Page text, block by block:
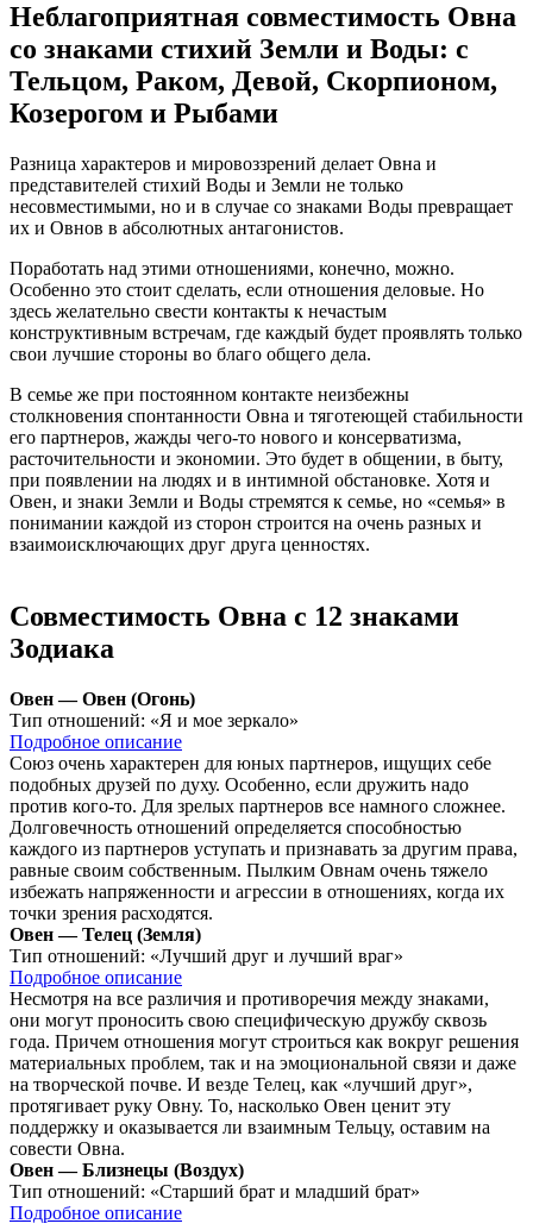
Неблагоприятная совместимость Овна
со знаками стихий Земли и Воды: с
Тельцом, Раком, Девой, Скорпионом,
Козерогом и Рыбами
Разница характеров и мировоззрений делает Овна и
представителей стихий Воды и Земли не только
несовместимыми, но и в случае со знаками Воды превращает
их и Овнов в абсолютных антагонистов.
Поработать над этими отношениями, конечно, можно.
Особенно это стоит сделать, если отношения деловые. Но
здесь желательно свести контакты к нечастым
конструктивным встречам, где каждый будет проявлять только
свои лучшие стороны во благо общего дела.
В семье же при постоянном контакте неизбежны
столкновения спонтанности Овна и тяготеющей стабильности
его партнеров, жажды чего-то нового и консерватизма,
расточительности и экономии. Это будет в общении, в быту,
при появлении на людях и в интимной обстановке. Хотя и
Овен, и знаки Земли и Воды стремятся к семье, но «семья» в
понимании каждой из сторон строится на очень разных и
взаимоисключающих друг друга ценностях.
Совместимость Овна с 12 знаками
Зодиака
Овен — Овен (Огонь)
Тип отношений: «Я и мое зеркало»
Подробное описание
Союз очень характерен для юных партнеров, ищущих себе
подобных друзей по духу. Особенно, если дружить надо
против кого-то. Для зрелых партнеров все намного сложнее.
Долговечность отношений определяется способностью
каждого из партнеров уступать и признавать за другим права,
равные своим собственным. Пылким Овнам очень тяжело
избежать напряженности и агрессии в отношениях, когда их
точки зрения расходятся.
Овен — Телец (Земля)
Тип отношений: «Лучший друг и лучший враг»
Подробное описание
Несмотря на все различия и противоречия между знаками,
они могут проносить свою специфическую дружбу сквозь
года. Причем отношения могут строиться как вокруг решения
материальных проблем, так и на эмоциональной связи и даже
на творческой почве. И везде Телец, как «лучший друг»,
протягивает руку Овну. То, насколько Овен ценит эту
поддержку и оказывается ли взаимным Тельцу, оставим на
совести Овна.
Овен — Близнецы (Воздух)
Тип отношений: «Старший брат и младший брат»
Подробное описание